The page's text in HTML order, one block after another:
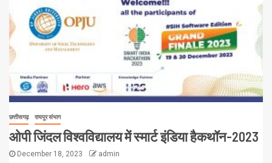
छत्तीसगढ़ रायपुर संभाग
ओपी जिंदल विश्वविद्यालय में स्मार्ट इंडिया हैकथॉन-2023
December 18, 2023 admin